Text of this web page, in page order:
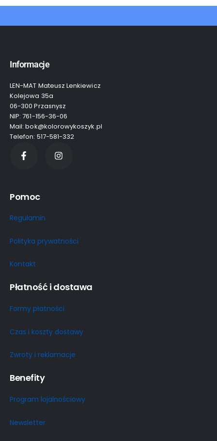
Informacje
LEN-MAT Mateusz Lenkiewicz
Kolejowa 35a
06-300 Przasnysz
NIP: 761-156-36-06
Mail: bok@kolorowykoszyk.pl
Telefon: 517-581-332
Pomoc
Regulamin
Polityka prywatności
Kontakt
Płatność i dostawa
Formy płatności
Czas i koszty dostawy
Zwroty i reklamacje
Benefity
Program lojalnościowy
Newsletter